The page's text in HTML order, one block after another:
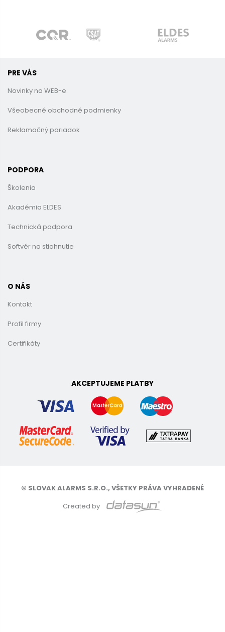
PRE VÁS
Novinky na WEB-e
Všeobecné obchodné podmienky
Reklamačný poriadok
PODPORA
Školenia
Akadémia ELDES
Technická podpora
Softvér na stiahnutie
O NÁS
Kontakt
Profil firmy
Certifikáty
AKCEPTUJEME PLATBY
© SLOVAK ALARMS S.R.O., VŠETKY PRÁVA VYHRADENÉ
Created by